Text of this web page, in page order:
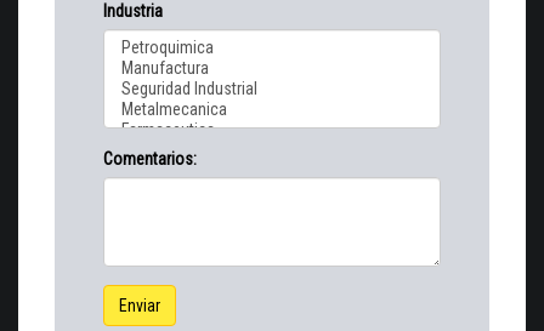
Industria
Comentarios:
Enviar